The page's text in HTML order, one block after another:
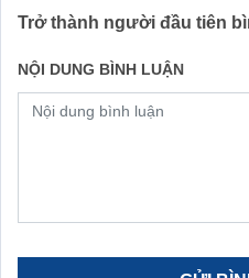
Trở thành người đầu tiên
NỘI DUNG BÌNH LUẬN